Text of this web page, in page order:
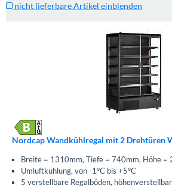
nicht lieferbare Artikel einblenden
Nordcap Wandkühlregal mit 2 Drehtüren
Breite = 1310mm, Tiefe = 740mm, Höhe =
Umluftkühlung, von -1°C bis +5°C
5 verstellbare Regalböden, höhenverstellbar